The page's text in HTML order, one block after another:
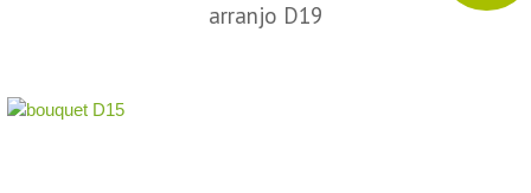
arranjo D19